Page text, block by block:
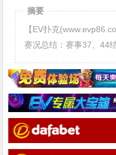
摘要
【EV扑克
赛况总结：赛事37、44